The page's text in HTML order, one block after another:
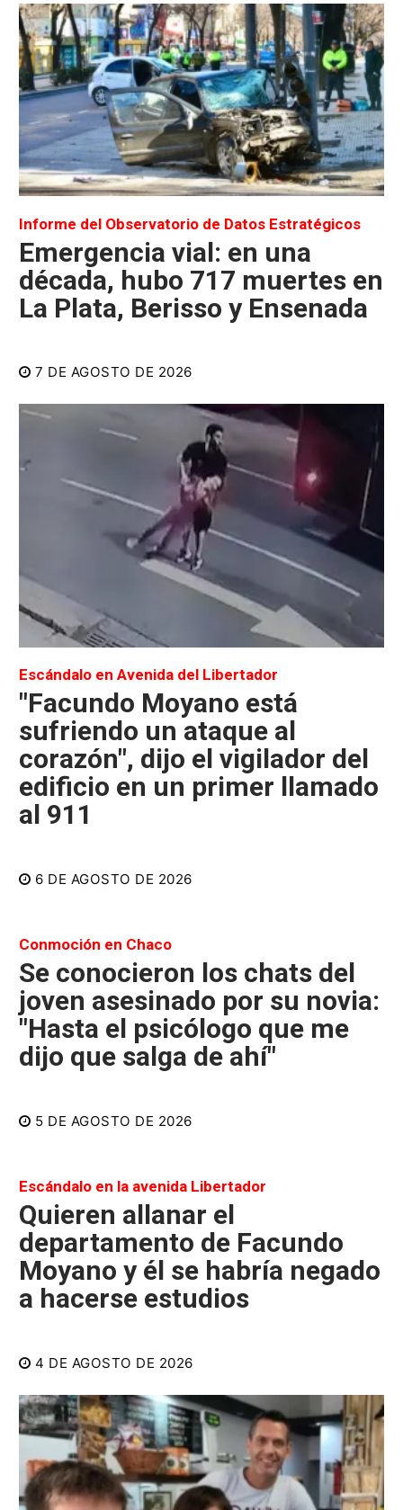
Informe del Observatorio de Datos Estratégicos
Emergencia vial: en una
década, hubo 717 muertes en
La Plata, Berisso y Ensenada
7 DE AGOSTO DE 2026
Escándalo en Avenida del Libertador
"Facundo Moyano está
sufriendo un ataque al
corazón", dijo el vigilador del
edificio en un primer llamado
al 911
6 DE AGOSTO DE 2026
Conmoción en Chaco
Se conocieron los chats del
joven asesinado por su novia:
"Hasta el psicólogo que me
dijo que salga de ahí"
5 DE AGOSTO DE 2026
Escándalo en la avenida Libertador
Quieren allanar el
departamento de Facundo
Moyano y él se habría negado
a hacerse estudios
4 DE AGOSTO DE 2026